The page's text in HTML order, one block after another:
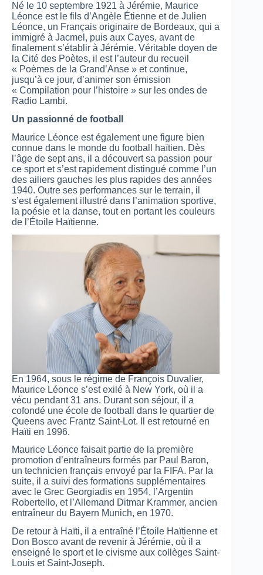
Né le 10 septembre 1921 à Jérémie, Maurice
Léonce est le fils d’Angèle Étienne et de Julien
Léonce, un Français originaire de Bordeaux, qui a
immigré à Jacmel, puis aux Cayes, avant de
finalement s’établir à Jérémie. Véritable doyen de
la Cité des Poètes, il est l’auteur du recueil
« Poèmes de la Grand’Anse » et continue,
jusqu’à ce jour, d’animer son émission
« Compilation pour l’histoire » sur les ondes de
Radio Lambi.
Un passionné de football
Maurice Léonce est également une figure bien
connue dans le monde du football haïtien. Dès
l’âge de sept ans, il a découvert sa passion pour
ce sport et s’est rapidement distingué comme l’un
des ailiers gauches les plus rapides des années
1940. Outre ses performances sur le terrain, il
s’est également illustré dans l’animation sportive,
la poésie et la danse, tout en portant les couleurs
de l’Étoile Haïtienne.
En 1964, sous le régime de François Duvalier,
Maurice Léonce s’est exilé à New York, où il a
vécu pendant 31 ans. Durant son séjour, il a
cofondé une école de football dans le quartier de
Queens avec Frantz Saint-Lot. Il est retourné en
Haïti en 1996.
Maurice Léonce faisait partie de la première
promotion d’entraîneurs formés par Paul Baron,
un technicien français envoyé par la FIFA. Par la
suite, il a suivi des formations supplémentaires
avec le Grec Georgiadis en 1954, l’Argentin
Robertello, et l’Allemand Ditmar Krammer, ancien
entraîneur du Bayern Munich, en 1970.
De retour à Haïti, il a entraîné l’Étoile Haïtienne et
Don Bosco avant de revenir à Jérémie, où il a
enseigné le sport et le civisme aux collèges Saint-
Louis et Saint-Joseph.